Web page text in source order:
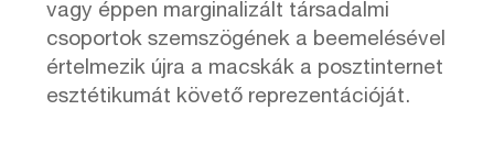
vagy éppen marginalizált társadalmi
csoportok szemszögének a beemelésével
értelmezik újra a macskák a posztinternet
esztétikumát követő reprezentációját.